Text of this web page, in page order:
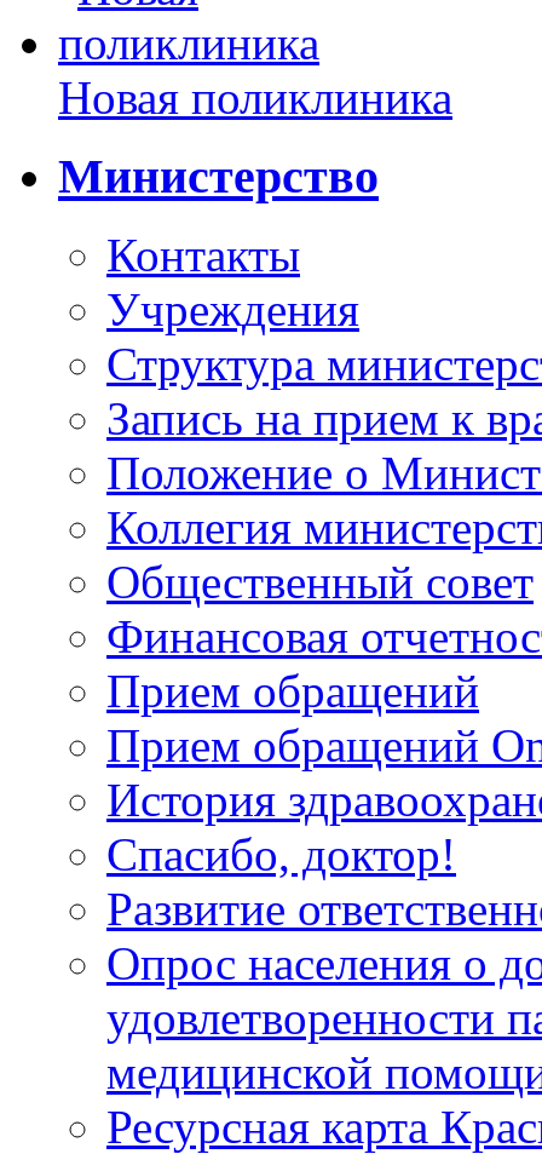
Новая поликлиника
Министерство
Контакты
Учреждения
Структура
Запись на прием к
Положение о
Коллегия
Общественный совет
Финансовая
Прием обращений
Прием обращений
История
Спасибо, доктор!
Развитие
Опрос населения о
удовлетворенности
медицинской
Ресурсная карта